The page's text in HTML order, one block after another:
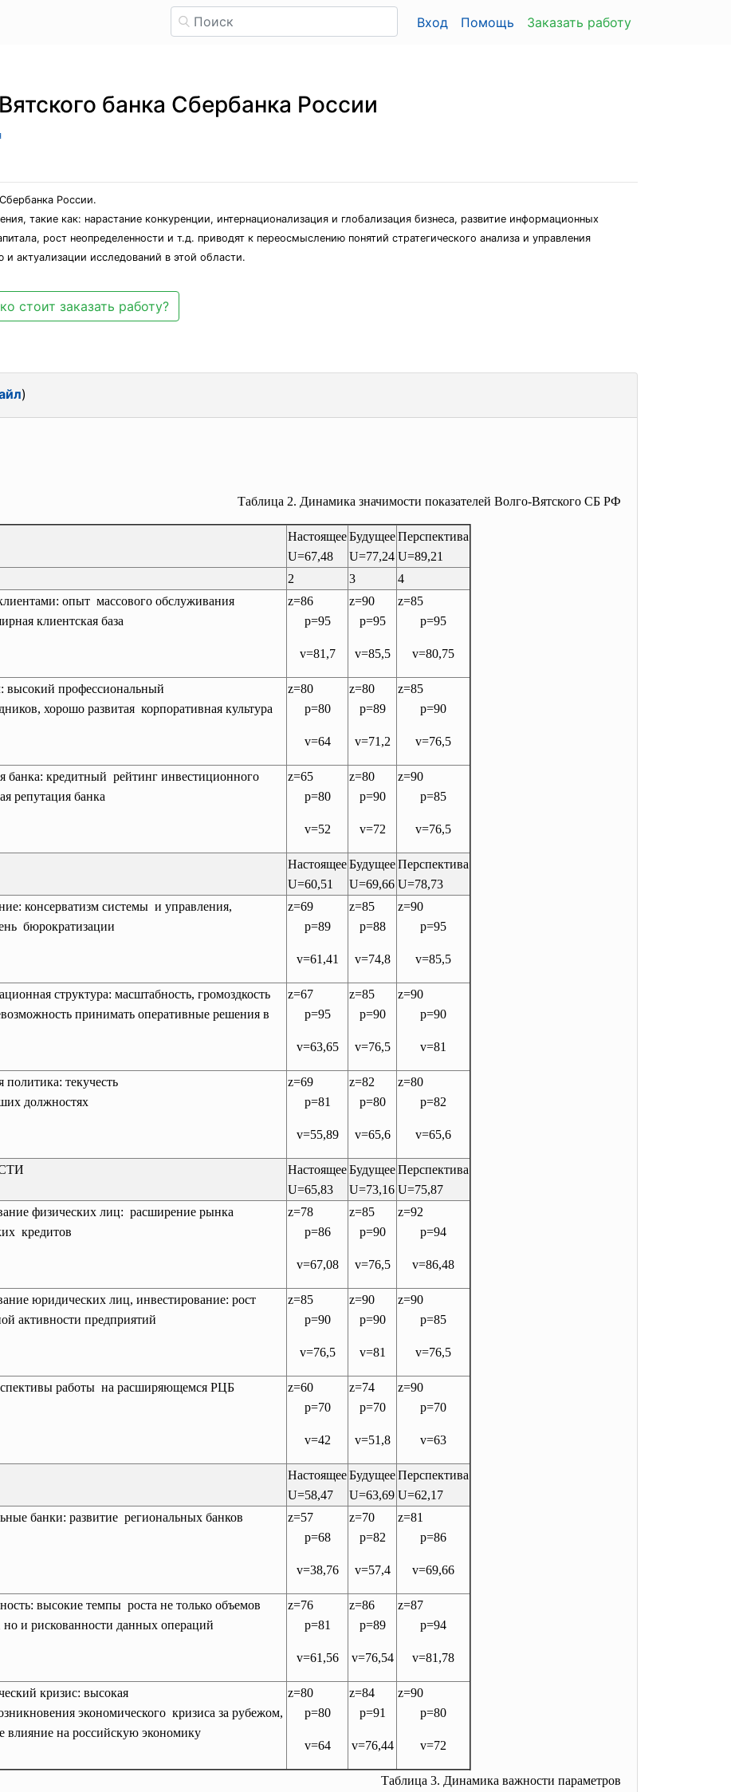
Вход Помощь Заказать работу
банка Сбербанка России
России.
такие как: нарастание конкуренции, интернационализация и глобализация бизнеса, развитие информационных
рост неопределенности и т.д. приводят к переосмыслению понятий стратегического анализа и управления
актуализации исследований в этой области.
стоит заказать работу?
)
Таблица 2. Динамика значимости показателей Волго-Вятского СБ РФ
Настоящее
U=67,48
Будущее
U=77,24
Перспектива
U=89,21
2 3
4
опыт массового обслуживания
клиентская база
z=86
p=95
v=81,7
z=90
p=95
v=85,5
z=85
p=95
v=80,75
высокий профессиональный
хорошо развитая корпоративная культура
z=80
p=80
v=64
z=80
p=89
v=71,2
z=85
p=90
v=76,5
банка: кредитный рейтинг инвестиционного
репутация банка
z=65
p=80
v=52
z=80
p=90
v=72
z=90
p=85
v=76,5
Настоящее
U=60,51
Будущее
U=69,66
Перспектива
U=78,73
консерватизм системы и управления,
бюрократизации
z=69
p=89
v=61,41
z=85
p=88
v=74,8
z=90
p=95
v=85,5
структура: масштабность, громоздкость
принимать оперативные решения в
z=67
p=95
v=63,65
z=85
p=90
v=76,5
z=90
p=90
v=81
политика: текучесть
должностях
z=69
p=81
v=55,89
z=82
p=80
v=65,6
z=80
p=82
v=65,6
Настоящее
U=65,83
Будущее
U=73,16
Перспектива
U=75,87
физических лиц: расширение рынка
кредитов
z=78
p=86
v=67,08
z=85
p=90
v=76,5
z=92
p=94
v=86,48
юридических лиц, инвестирование: рост
активности предприятий
z=85
p=90
v=76,5
z=90
p=90
v=81
z=90
p=85
v=76,5
работы на расширяющемся РЦБ
z=60
p=70
v=42
z=74
p=70
v=51,8
z=90
p=70
v=63
Настоящее
U=58,47
Будущее
U=63,69
Перспектива
U=62,17
банки: развитие региональных банков
z=57
p=68
v=38,76
z=70
p=82
v=57,4
z=81
p=86
v=69,66
высокие темпы роста не только объемов
но и рискованности данных операций
z=76
p=81
v=61,56
z=86
p=89
v=76,54
z=87
p=94
v=81,78
кризис: высокая
экономического кризиса за рубежом,
влияние на российскую экономику
z=80
p=80
v=64
z=84
p=91
v=76,44
z=90
p=80
v=72
Таблица 3. Динамика важности параметров